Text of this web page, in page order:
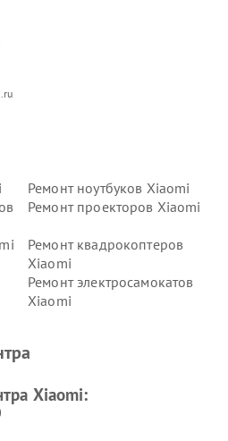
Ремонт ноутбуков Xiaomi
Ремонт проекторов Xiaomi
Ремонт квадрокоптеров
Xiaomi
Ремонт электросамокатов
Xiaomi
Ремонт смарт-часов Xiaomi
Xiaomi: